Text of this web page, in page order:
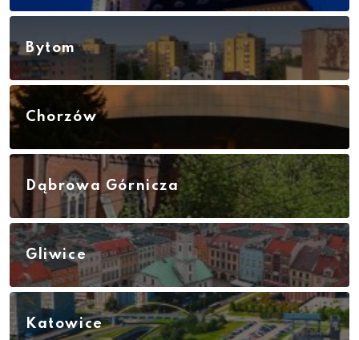
Bytom
Chorzów
Dąbrowa Górnicza
Gliwice
Katowice